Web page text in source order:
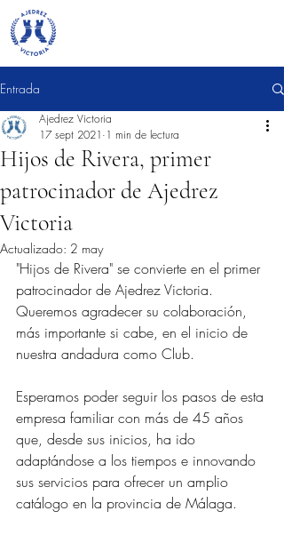
Entrada
Hijos de Rivera, primer
patrocinador de Ajedrez
Victoria
Ajedrez Victoria
17 sept 2021 1 min de lectura
Actualizado: 2 may
"Hijos de Rivera" se convierte en el primer
patrocinador de Ajedrez Victoria.
Queremos agradecer su colaboración,
más importante si cabe, en el inicio de
nuestra andadura como Club.
Esperamos poder seguir los pasos de esta
empresa familiar con más de 45 años
que, desde sus inicios, ha ido
adaptándose a los tiempos e innovando
sus servicios para ofrecer un amplio
catálogo en la provincia de Málaga.